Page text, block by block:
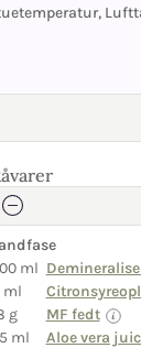
ml
ml
g
MF fedt
ml
Aloe vera